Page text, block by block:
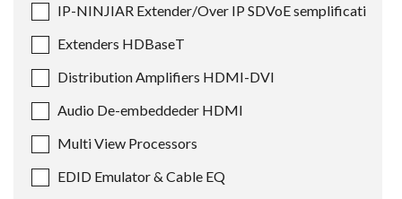
IP-NINJIAR Extender/Over IP SDVoE semplificati
Extenders HDBaseT
Distribution Amplifiers HDMI-DVI
Audio De-embeddeder HDMI
Multi View Processors
EDID Emulator & Cable EQ